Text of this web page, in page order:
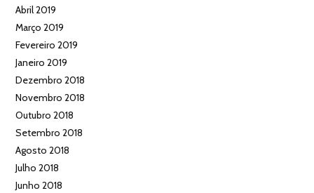
Abril 2019
Março 2019
Fevereiro 2019
Janeiro 2019
Dezembro 2018
Novembro 2018
Outubro 2018
Setembro 2018
Agosto 2018
Julho 2018
Junho 2018